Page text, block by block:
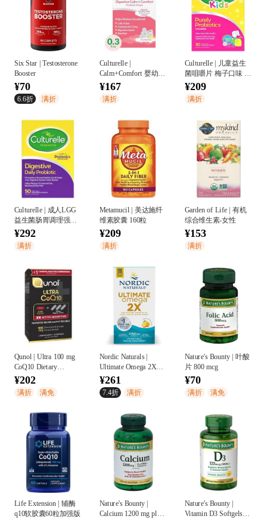
Six Star | Testosterone
Booster
¥70
6.6折 满折
Culturelle |
Calm+Comfort 婴幼儿
洋甘菊益生菌滴剂
¥167
满折
Culturelle | 儿童益生
菌咀嚼片 梅子口味 30
片
¥209
满折
Culturelle | 成人LGG
益生菌肠胃调理强效
胶囊 50粒
¥292
满折
Metamucil | 美达施纤
维素胶囊 160粒
¥209
满折
Garden of Life | 有机
综合维生素-女性
¥153
满折
Qunol | Ultra 100 mg
CoQ10 Dietary
Supplement Softgels
¥202
满折 满免
Nordic Naturals |
Ultimate Omega 2X
Soft Gels Lemon
¥261
7.4折 满折
Nature's Bounty | 叶酸
片 800 mcg
¥70
满折 满免
Life Extension | 辅酶
q10软胶囊60粒加强版
Nature's Bounty |
Calcium 1200 mg plus
Nature's Bounty |
Vitamin D3 Softgels